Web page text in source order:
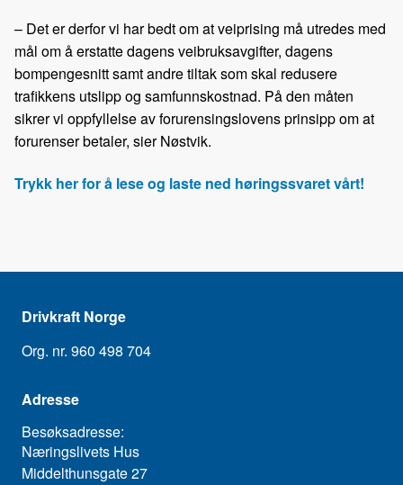
– Det er derfor vi har bedt om at veiprising må utredes med
mål om å erstatte dagens veibruksavgifter, dagens
bompengesnitt samt andre tiltak som skal redusere
trafikkens utslipp og samfunnskostnad. På den måten
sikrer vi oppfyllelse av forurensingslovens prinsipp om at
forurenser betaler, sier Nøstvik.
Trykk her for å lese og laste ned høringssvaret vårt!
Drivkraft Norge
Org. nr. 960 498 704
Adresse
Besøksadresse:
Næringslivets Hus
Middelthunsgate 27